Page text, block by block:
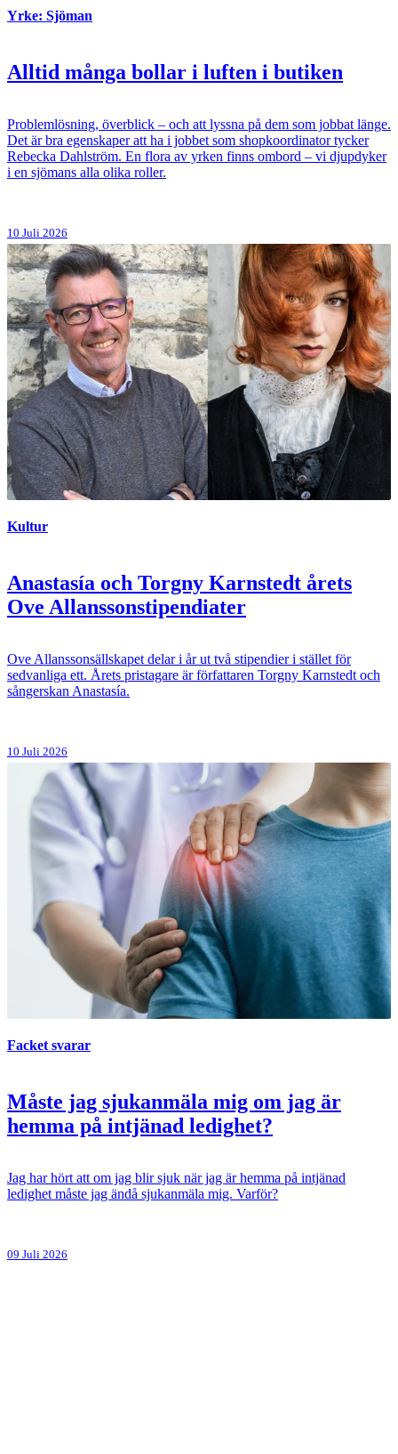
Yrke: Sjöman
Alltid många bollar i luften i butiken
Problemlösning, överblick – och att lyssna på dem som jobbat länge.
Det är bra egenskaper att ha i jobbet som shopkoordinator tycker
Rebecka Dahlström. En flora av yrken finns ombord – vi djupdyker
i en sjömans alla olika roller.
10 Juli 2026
Kultur
Anastasía och Torgny Karnstedt årets
Ove Allanssonstipendiater
Ove Allanssonsällskapet delar i år ut två stipendier i stället för
sedvanliga ett. Årets pristagare är författaren Torgny Karnstedt och
sångerskan Anastasía.
10 Juli 2026
Facket svarar
Måste jag sjukanmäla mig om jag är
hemma på intjänad ledighet?
Jag har hört att om jag blir sjuk när jag är hemma på intjänad
ledighet måste jag ändå sjukanmäla mig. Varför?
09 Juli 2026